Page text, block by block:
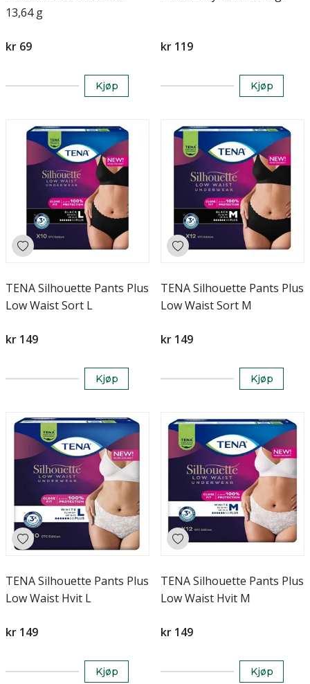
13,64 g
kr 69
Kjøp
kr 119
Kjøp
TENA Silhouette Pants Plus
Low Waist Sort L
kr 149
Kjøp
TENA Silhouette Pants Plus
Low Waist Sort M
kr 149
Kjøp
TENA Silhouette Pants Plus
Low Waist Hvit L
kr 149
Kjøp
TENA Silhouette Pants Plus
Low Waist Hvit M
kr 149
Kjøp